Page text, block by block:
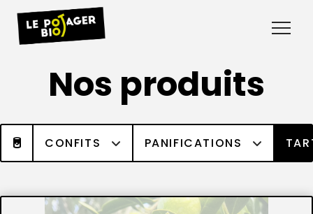
Nos produits
CONFITS PANIFICATIONS